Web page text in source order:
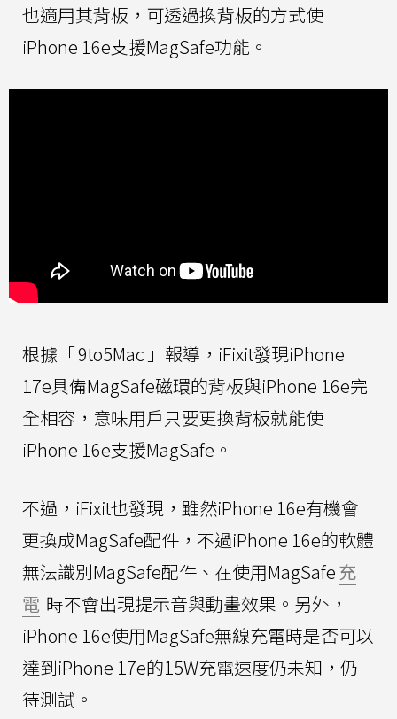
也適用其背板，可透過換背板的方式使
iPhone 16e支援MagSafe功能。
根據「9to5Mac 」報導，iFixit發現iPhone
17e具備MagSafe磁環的背板與iPhone 16e完
全相容，意味用戶只要更換背板就能使
iPhone 16e支援MagSafe。
不過，iFixit也發現，雖然iPhone 16e有機會
更換成MagSafe配件，不過iPhone 16e的軟體
無法識別MagSafe配件、在使用MagSafe充
電 時不會出現提示音與動畫效果。另外，
iPhone 16e使用MagSafe無線充電時是否可以
達到iPhone 17e的15W充電速度仍未知，仍
待測試。